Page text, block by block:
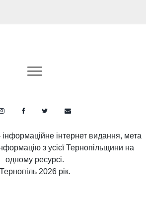
інтернет видання, мета
з усієї Тернопільщини на
одному ресурсі.
Тернопіль 2026 рік.